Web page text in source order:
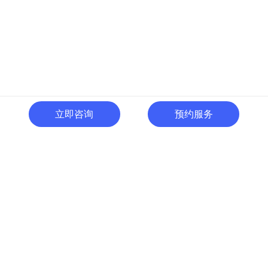
全国热线: 400-996-0801
立即咨询 预约服务